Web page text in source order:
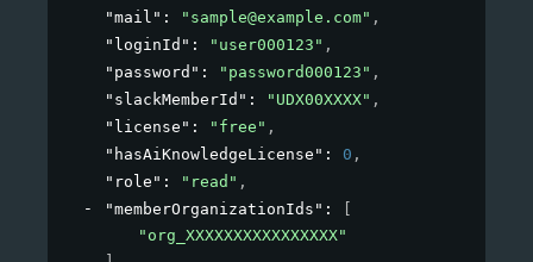
"mail" : "sample@example.com" ,
"loginId" : "user000123" ,
"password" : "password000123" ,
"slackMemberId" : "UDX00XXXX" ,
"license" : "free" ,
"hasAiKnowledgeLicense" : 0 ,
"role" : "read" ,
"memberOrganizationIds" :
[
"org_XXXXXXXXXXXXXXXX"